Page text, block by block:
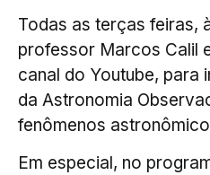
Todas as terças feiras,
professor Marcos Calil
canal do Youtube, para
da Astronomia
fenômenos
Em especial, no